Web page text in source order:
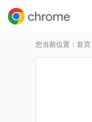
您当前位置： 首页